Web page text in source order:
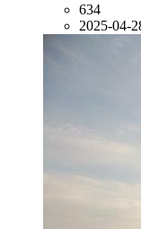
634
2025-04-